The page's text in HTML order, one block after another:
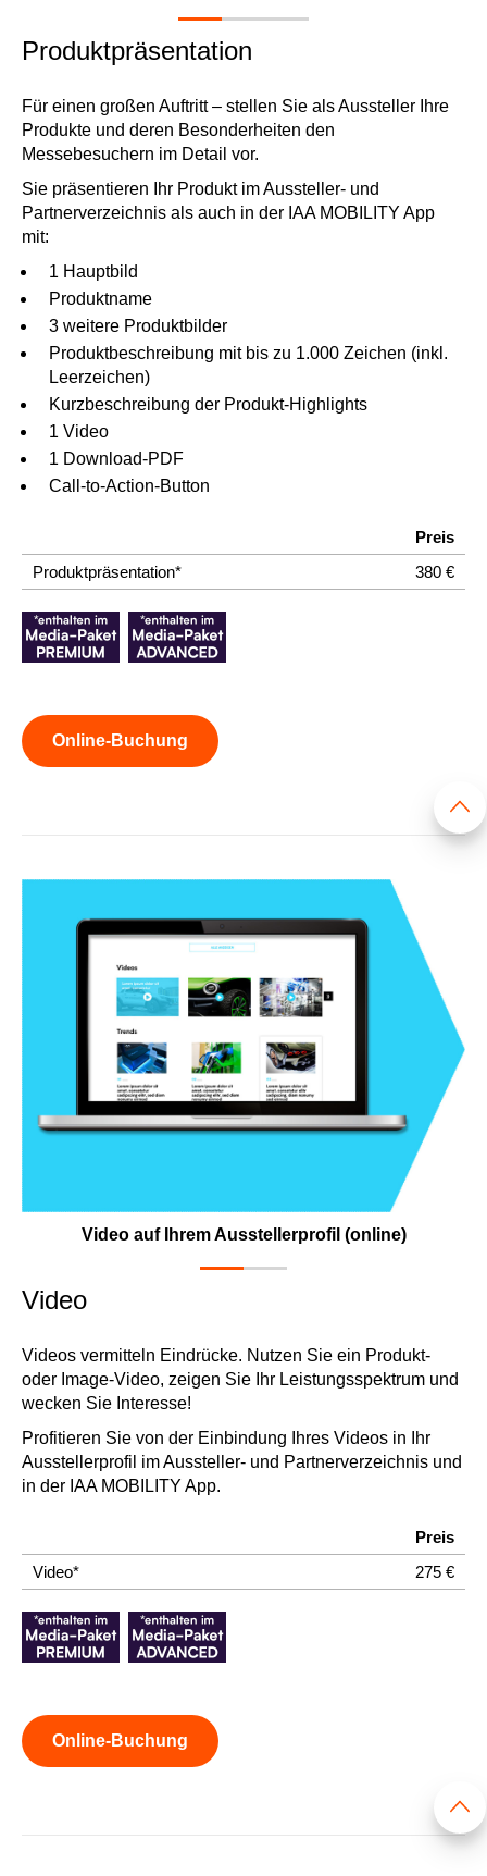
Produktpräsentation
Für einen großen Auftritt – stellen Sie als Aussteller Ihre
Produkte und deren Besonderheiten den
Messebesuchern im Detail vor.
Sie präsentieren Ihr Produkt im Aussteller- und
Partnerverzeichnis als auch in der IAA MOBILITY App
mit:
1 Hauptbild
Produktname
3 weitere Produktbilder
Produktbeschreibung mit bis zu 1.000 Zeichen (inkl.
Leerzeichen)
Kurzbeschreibung der Produkt-Highlights
1 Video
1 Download-PDF
Call-to-Action-Button
Preis
Produktpräsentation*
380 €
Online-Buchung
Video auf Ihrem Ausstellerprofil (online)
Video
Videos vermitteln Eindrücke. Nutzen Sie ein Produkt-
oder Image-Video, zeigen Sie Ihr Leistungsspektrum und
wecken Sie Interesse!
Profitieren Sie von der Einbindung Ihres Videos in Ihr
Ausstellerprofil im Aussteller- und Partnerverzeichnis und
in der IAA MOBILITY App.
Preis
Video*
275 €
Online-Buchung